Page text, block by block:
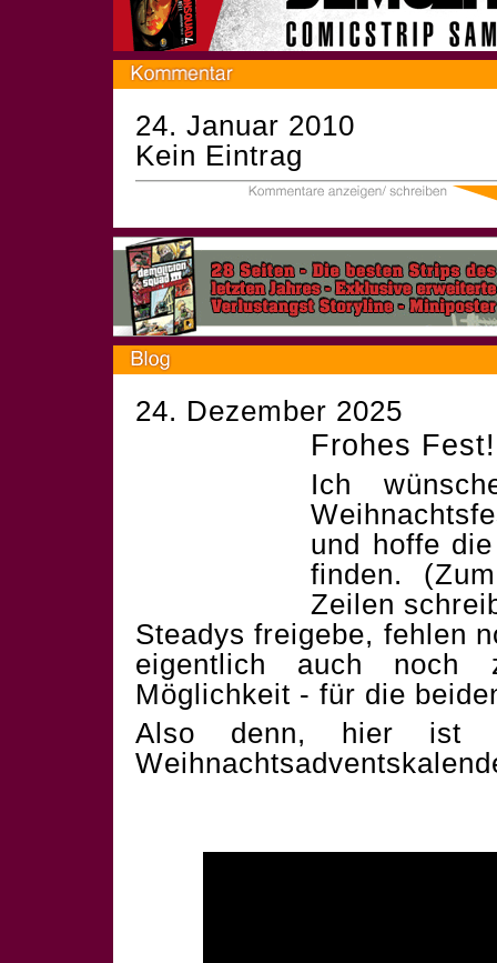
24. Januar 2010
Kein Eintrag
24. Dezember 2025
Frohes Fest!
Ich
und hoffe
finden.
Zeilen
Steadys freigebe, fehlen
eigentlich auch noch
Möglichkeit - für die
Also denn, hier ist